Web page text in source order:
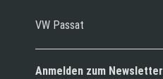
VW Passat
Anmelden zum Newsletter